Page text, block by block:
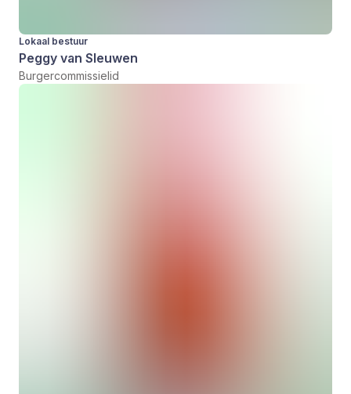
Lokaal bestuur
Peggy van Sleuwen
Burgercommissielid